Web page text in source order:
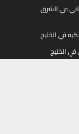
في الشرق
في الخليج